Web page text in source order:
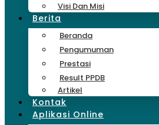
Visi Dan Misi
Berita
Beranda
Pengumuman
Prestasi
Result PPDB
Artikel
Kontak
Aplikasi Online